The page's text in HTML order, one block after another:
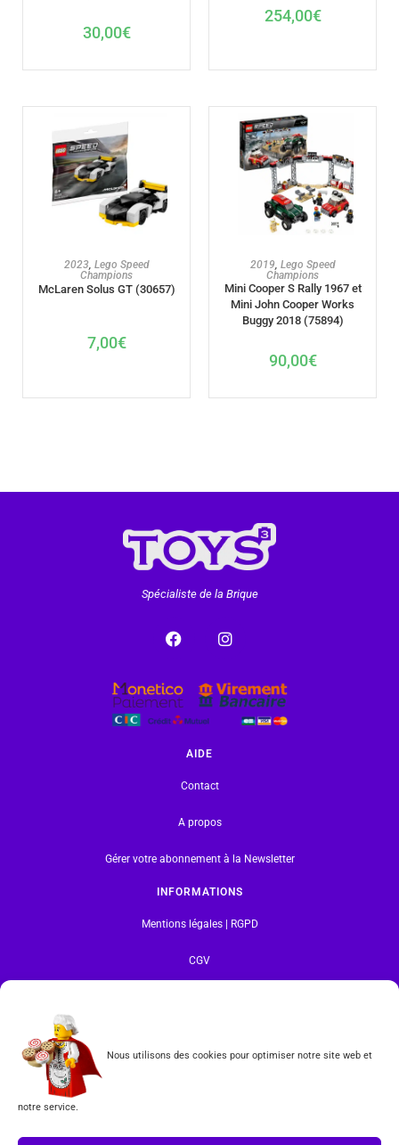
Nous utilisons des cookies pour optimiser notre site web et
notre service.
30,00€
254,00€
AJOUTER AU PANIER
2023 Lego Speed
Champions
McLaren Solus GT (30657)
7,00€
AJOUTER AU PANIER
2019 Lego Speed
Champions
Mini Cooper S Rally 1967 et
Mini John Cooper Works
Buggy 2018 (75894)
90,00€
Spécialiste de la Brique
AIDE
Contact
A propos
Gérer votre abonnement à la Newsletter
INFORMATIONS
Mentions légales | RGPD
CGV
Tous les produits vendus sur ce site sont fabriqués par LEGO exclusivement. LEGO® est une
marque déposée par The LEGO Group. Les propriétaires des marques respectives citées sur le site
en restent les propriétaires. Tous droits réservés.
INSCRIPTION À LA NEWSLETTER